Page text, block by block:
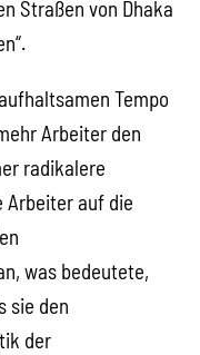
Straßen von Dhaka
Tempo
Arbeiter den
radikalere
Arbeiter auf die
was bedeutete,
sie den
der